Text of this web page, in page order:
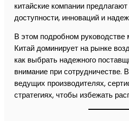
китайские компании
доступности, инноваций и
В этом подробном
Китай доминирует на рынке
как выбрать надежного
внимание при сотрудничестве.
ведущих производителях,
стратегиях, чтобы избежать